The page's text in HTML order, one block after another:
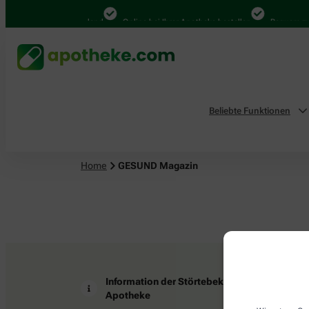
4.000 Mal in Deutschland Online bei Ihrer Apotheke bestellen Bequem
Beliebte Funktionen
Home GESUND Magazin
Information der Störtebeker-
Apotheke